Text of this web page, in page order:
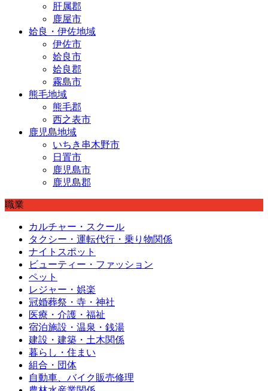
肝属郡
鹿屋市
姶良・伊佐地域
伊佐市
姶良市
姶良郡
霧島市
熊毛地域
熊毛郡
西之表市
鹿児島地域
いちき串木野市
日置市
鹿児島市
鹿児島郡
職業
カルチャー・スクール
タクシー・運転代行・乗り物関係
ナイトスポット
ビューティー・ファッション
ペット
レジャー・娯楽
冠婚葬祭・寺・神社
医療・介護・福祉
宿泊施設・温泉・銭湯
建設・建築・土木関係
暮らし・住まい
組合・団体
自動車、バイク販売修理